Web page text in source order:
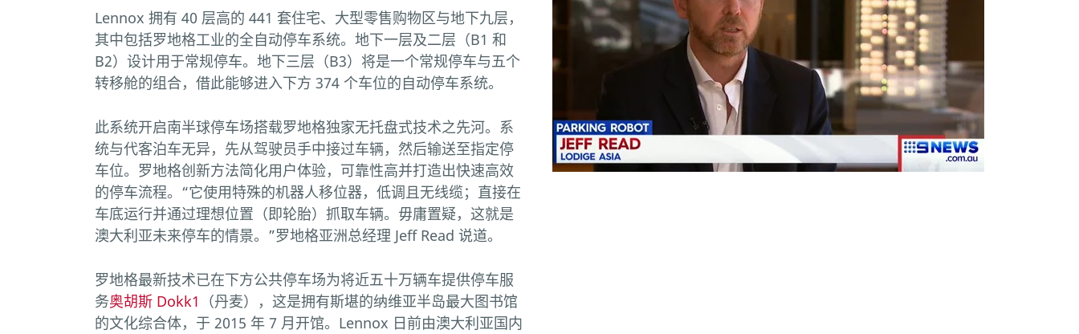
Lennox 拥有 40 层高的 441 套住宅、大型零售购物区与地下九层，
其中包括罗地格工业的全自动停车系统。地下一层及二层（B1 和
B2）设计用于常规停车。地下三层（B3）将是一个常规停车与五个
转移舱的组合，借此能够进入下方 374 个车位的自动停车系统。
此系统开启南半球停车场搭载罗地格独家无托盘式技术之先河。系
统与代客泊车无异，先从驾驶员手中接过车辆，然后输送至指定停
车位。罗地格创新方法简化用户体验，可靠性高并打造出快速高效
的停车流程。“它使用特殊的机器人移位器，低调且无线缆；直接在
车底运行并通过理想位置（即轮胎）抓取车辆。毋庸置疑，这就是
澳大利亚未来停车的情景。”罗地格亚洲总经理 Jeff Read 说道。
罗地格最新技术已在下方公共停车场为将近五十万辆车提供停车服
务奥胡斯 Dokk1
（丹麦），这是拥有斯堪的纳维亚半岛最大图书馆
的文化综合体，于 2015 年 7 月开馆。Lennox 日前由澳大利亚国内